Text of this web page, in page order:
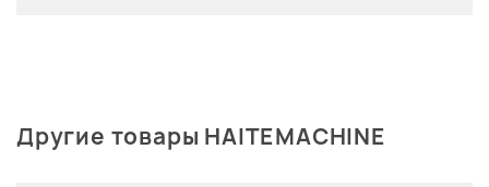
Другие товары HAITEMACHINE